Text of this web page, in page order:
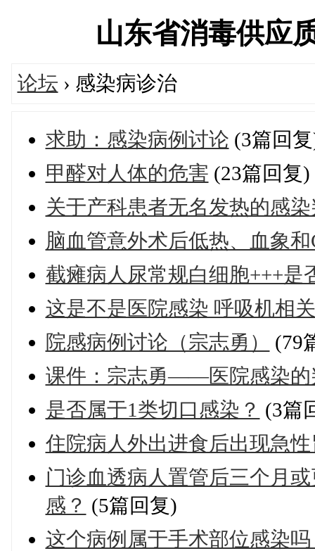
山东省消毒供应
论坛 › 感染病诊治
求助：感染病例讨论 (3篇回
甲醛对人体的危害 (23篇回复)
关于产科患者无名发热的感
脑血管意外术后低热、血象
截瘫病人尿常规白细胞+++是
这是不是医院感染 呼吸机相
院感病例讨论（宗志勇）
(79
课件：宗志勇——医院感染的
是否属于1类切口感染？ (3篇
住院病人外出进食后出现急
门诊血透病人置管后三个月
感？ (5篇回复)
这个病例属于手术部位感染吗